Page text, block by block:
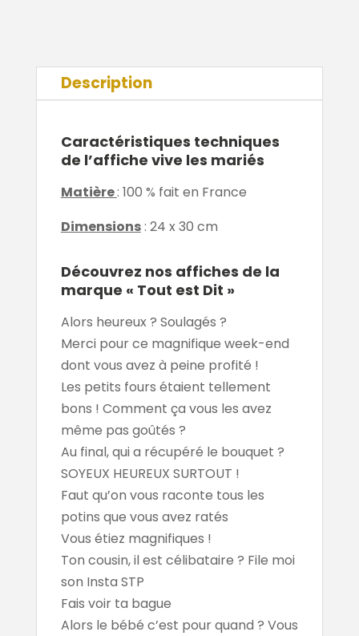
Description
Caractéristiques techniques
de l’affiche vive les mariés
Matière: 100 % fait en France
Dimensions: 24 x 30 cm
Découvrez nos affiches de la
marque « Tout est Dit »
Alors heureux ? Soulagés ?
Merci pour ce magnifique week-end
dont vous avez à peine profité !
Les petits fours étaient tellement
bons ! Comment ça vous les avez
même pas goûtés ?
Au final, qui a récupéré le bouquet ?
SOYEUX HEUREUX SURTOUT !
Faut qu’on vous raconte tous les
potins que vous avez ratés
Vous étiez magnifiques !
Ton cousin, il est célibataire ? File moi
son Insta STP
Fais voir ta bague
Alors le bébé c’est pour quand ? Vous